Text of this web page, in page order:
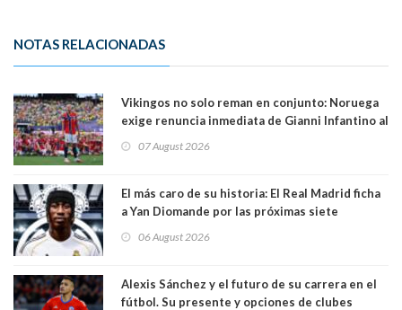
NOTAS RELACIONADAS
Vikingos no solo reman en conjunto: Noruega
exige renuncia inmediata de Gianni Infantino al
07 August 2026
El más caro de su historia: El Real Madrid ficha
a Yan Diomande por las próximas siete
06 August 2026
Alexis Sánchez y el futuro de su carrera en el
fútbol. Su presente y opciones de clubes